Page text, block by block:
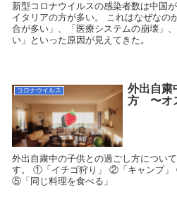
新型コロナウイルスの感染者数は中国
イタリアの方が多い。 これはなぜなの
合が多い」、「医療システムの崩壊」
い」といった原因が見えてきた。
コロナウイルス
外出自粛
方 〜オ
外出自粛中の子供との過ごし方につい
す。 ①「イチゴ狩り」 ②「キャンプ」
⑤「同じ料理を食べる」